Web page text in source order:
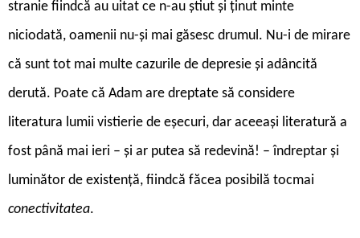
stranie fiindcă au uitat ce n-au știut și ținut minte
niciodată, oamenii nu-și mai găsesc drumul. Nu-i de mirare
că sunt tot mai multe cazurile de depresie și adâncită
derută. Poate că Adam are dreptate să considere
literatura lumii vistierie de eșecuri, dar aceeași literatură a
fost până mai ieri – și ar putea să redevină! – îndreptar și
luminător de existență, fiindcă făcea posibilă tocmai
conectivitatea.